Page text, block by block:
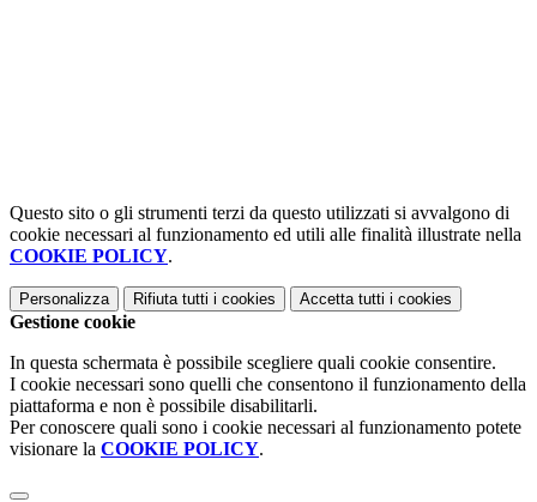
Questo sito o gli strumenti terzi da questo utilizzati si avvalgono di
cookie necessari al funzionamento ed utili alle finalità illustrate nella
COOKIE POLICY.
Personalizza Rifiuta tutti i cookies Accetta tutti i cookies
Gestione cookie
In questa schermata è possibile scegliere quali cookie consentire.
I cookie necessari sono quelli che consentono il funzionamento della
piattaforma e non è possibile disabilitarli.
Per conoscere quali sono i cookie necessari al funzionamento potete
visionare la COOKIE POLICY.